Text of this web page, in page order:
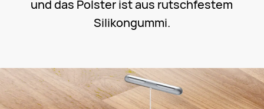
und das Polster ist aus rutschfestem
Silikongummi.